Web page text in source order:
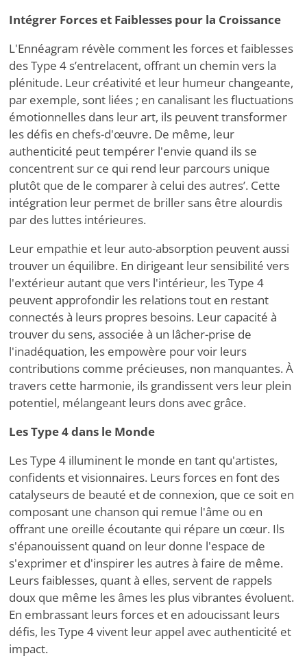
Intégrer Forces et Faiblesses pour la Croissance
L'Ennéagram révèle comment les forces et faiblesses
des Type 4 s’entrelacent, offrant un chemin vers la
plénitude. Leur créativité et leur humeur changeante,
par exemple, sont liées ; en canalisant les fluctuations
émotionnelles dans leur art, ils peuvent transformer
les défis en chefs-d'œuvre. De même, leur
authenticité peut tempérer l'envie quand ils se
concentrent sur ce qui rend leur parcours unique
plutôt que de le comparer à celui des autres’. Cette
intégration leur permet de briller sans être alourdis
par des luttes intérieures.
Leur empathie et leur auto-absorption peuvent aussi
trouver un équilibre. En dirigeant leur sensibilité vers
l'extérieur autant que vers l'intérieur, les Type 4
peuvent approfondir les relations tout en restant
connectés à leurs propres besoins. Leur capacité à
trouver du sens, associée à un lâcher-prise de
l'inadéquation, les empowère pour voir leurs
contributions comme précieuses, non manquantes. À
travers cette harmonie, ils grandissent vers leur plein
potentiel, mélangeant leurs dons avec grâce.
Les Type 4 dans le Monde
Les Type 4 illuminent le monde en tant qu'artistes,
confidents et visionnaires. Leurs forces en font des
catalyseurs de beauté et de connexion, que ce soit en
composant une chanson qui remue l'âme ou en
offrant une oreille écoutante qui répare un cœur. Ils
s'épanouissent quand on leur donne l'espace de
s'exprimer et d'inspirer les autres à faire de même.
Leurs faiblesses, quant à elles, servent de rappels
doux que même les âmes les plus vibrantes évoluent.
En embrassant leurs forces et en adoucissant leurs
défis, les Type 4 vivent leur appel avec authenticité et
impact.